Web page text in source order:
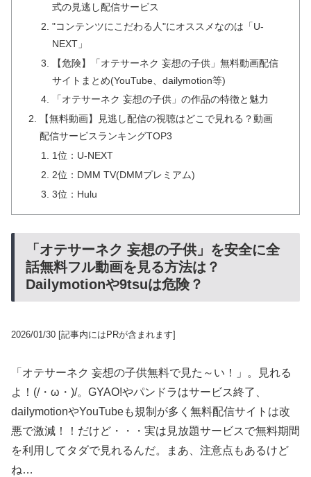
式の見逃し配信サービス
"コンテンツにこだわる人"にオススメなのは「U-
NEXT」
【危険】「オテサーネク 妄想の子供」無料動画配信
サイトまとめ(YouTube、dailymotion等)
「オテサーネク 妄想の子供」の作品の特徴と魅力
【無料動画】見逃し配信の視聴はどこで見れる？動画
配信サービスランキングTOP3
1位：U-NEXT
2位：DMM TV(DMMプレミアム)
3位：Hulu
「オテサーネク 妄想の子供」を安全に全
話無料フル動画を見る方法は？
Dailymotionや9tsuは危険？
2026/01/30 [記事内にはPRが含まれます]
「オテサーネク 妄想の子供無料で見た～い！」。見れる
よ！(/・ω・)/。GYAO!やパンドラはサービス終了、
dailymotionやYouTubeも規制が多く無料配信サイトは改
悪で激減！！だけど・・・実は見放題サービスで無料期間
を利用してタダで見れるんだ。まあ、注意点もあるけど
ね…